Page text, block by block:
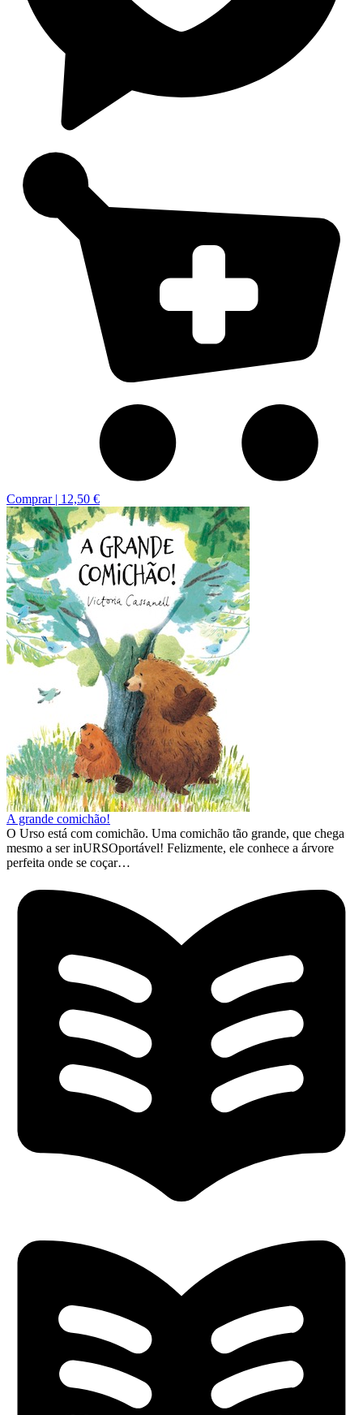
Comprar | 12,50 €
A grande comichão!
O Urso está com comichão. Uma comichão tão grande, que chega
mesmo a ser inURSOportável! Felizmente, ele conhece a árvore
perfeita onde se coçar…